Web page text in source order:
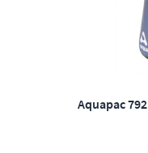
Aquapac